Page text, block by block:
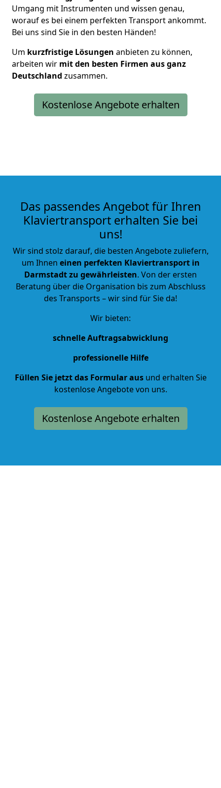
Umgang mit Instrumenten und wissen genau,
worauf es bei einem perfekten Transport ankommt.
Bei uns sind Sie in den besten Händen!
Um kurzfristige Lösungen anbieten zu können,
arbeiten wir mit den besten Firmen aus ganz
Deutschland zusammen.
Kostenlose Angebote erhalten
Das passendes Angebot für Ihren
Klaviertransport erhalten Sie bei
uns!
Wir sind stolz darauf, die besten Angebote zuliefern,
um Ihnen einen perfekten Klaviertransport in
Darmstadt zu gewährleisten. Von der ersten
Beratung über die Organisation bis zum Abschluss
des Transports – wir sind für Sie da!
Wir bieten:
schnelle Auftragsabwicklung
professionelle Hilfe
Füllen Sie jetzt das Formular ausund erhalten Sie
kostenlose Angebote von uns.
Kostenlose Angebote erhalten